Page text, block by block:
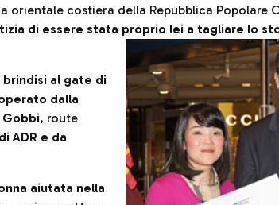
orientale costiera della Repubblica Popolare
di essere stata proprio lei a tagliare lo
al gate di
dalla
Gobbi, route
ADR e da
aiutata nella